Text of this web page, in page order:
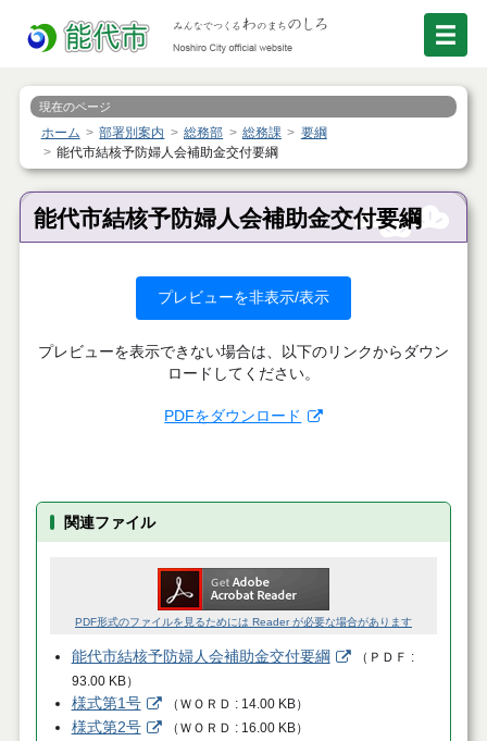
現在のページ
ホーム 部署別案内 総務部 総務課
要綱
能代市結核予防婦人会補助金交付要綱
能代市結核予防婦人会補助金交付要綱
プレビューを非表示/表示
プレビューを表示できない場合は、以下のリンクからダウン
ロードしてください。
PDFをダウンロード
関連ファイル
PDF形式のファイルを見るためには Reader が必要な場合があります
能代市結核予防婦人会補助金交付要綱 （ ＰＤＦ
93.00 KB）
様式第1号 （ ＷＯＲＤ 14.00 KB）
様式第2号 （ ＷＯＲＤ 16.00 KB）